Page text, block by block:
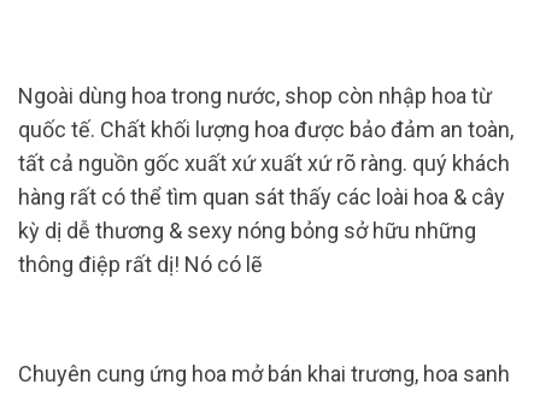
Ngoài dùng hoa trong nước, shop còn nhập hoa từ
quốc tế. Chất khối lượng hoa được bảo đảm an toàn,
tất cả nguồn gốc xuất xứ xuất xứ rõ ràng. quý khách
hàng rất có thể tìm quan sát thấy các loài hoa & cây
kỳ dị dễ thương & sexy nóng bỏng sở hữu những
thông điệp rất dị! Nó có lẽ
Chuyên cung ứng hoa mở bán khai trương, hoa sanh